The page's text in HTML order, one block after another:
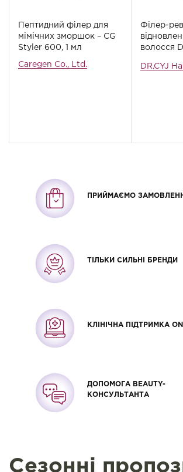
Пептидний філер для
мімічних зморшок – CG
Styler 600, 1 мл
Caregen Co., Ltd.
Філер-
волосся
DR.CYJ
ПРИЙМАЄМО
ТІЛЬКИ СИЛЬНІ БРЕНДИ
КЛІНІЧНА ПІДТРИМКА
ДОПОМОГА BEAUTY-
КОНСУЛЬТАНТА
Сезонні